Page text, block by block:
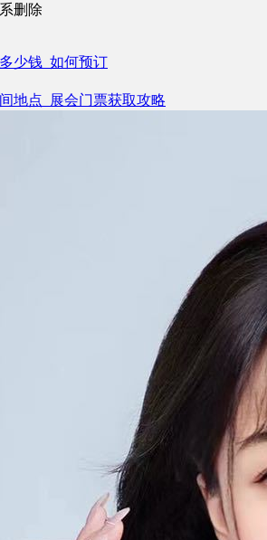
删除
少钱_如何预订
地点_展会门票获取攻略